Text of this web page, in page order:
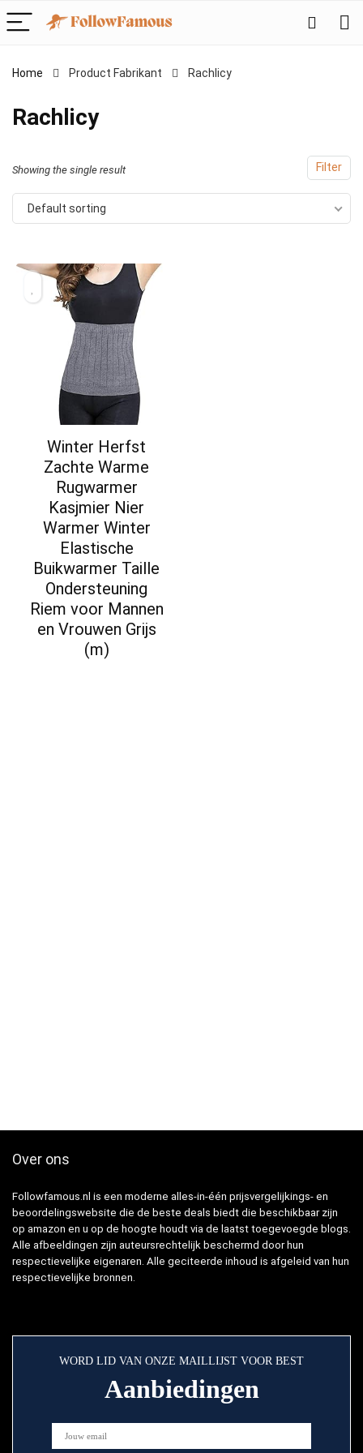
Home Product Fabrikant ‎Rachlicy
‎Rachlicy
Filter
Showing the single result
Default sorting
Winter Herfst
Zachte Warme
Rugwarmer
Kasjmier Nier
Warmer Winter
Elastische
Buikwarmer Taille
Ondersteuning
Riem voor Mannen
en Vrouwen Grijs
(m)
Over ons
Followfamous.nl is een moderne alles-in-één prijsvergelijkings- en
beoordelingswebsite die de beste deals biedt die beschikbaar zijn
op amazon en u op de hoogte houdt via de laatst toegevoegde blogs.
Alle afbeeldingen zijn auteursrechtelijk beschermd door hun
respectievelijke eigenaren. Alle geciteerde inhoud is afgeleid van hun
respectievelijke bronnen.
WORD LID VAN ONZE MAILLIJST VOOR BEST
Aanbiedingen